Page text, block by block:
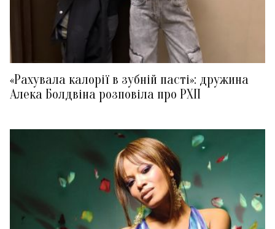
«Рахувала калорії в зубній пасті»: дружина
Алека Болдвіна розповіла про РХП